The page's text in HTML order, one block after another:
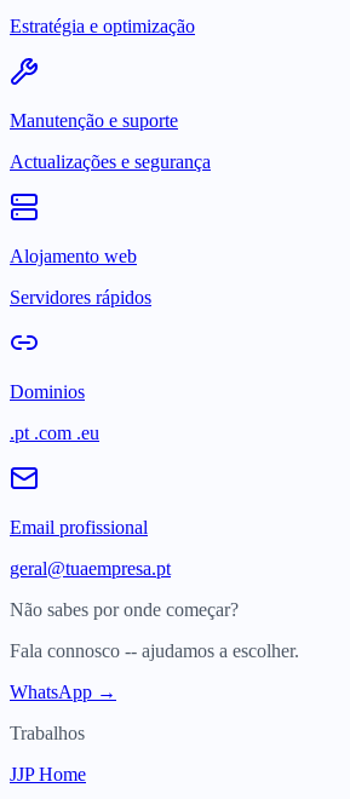
Estratégia e optimização
Manutenção e suporte
Actualizações e segurança
Alojamento web
Servidores rápidos
Dominios
.pt .com .eu
Email profissional
geral@tuaempresa.pt
Não sabes por onde começar?
Fala connosco -- ajudamos a escolher.
WhatsApp →
Trabalhos
JJP Home